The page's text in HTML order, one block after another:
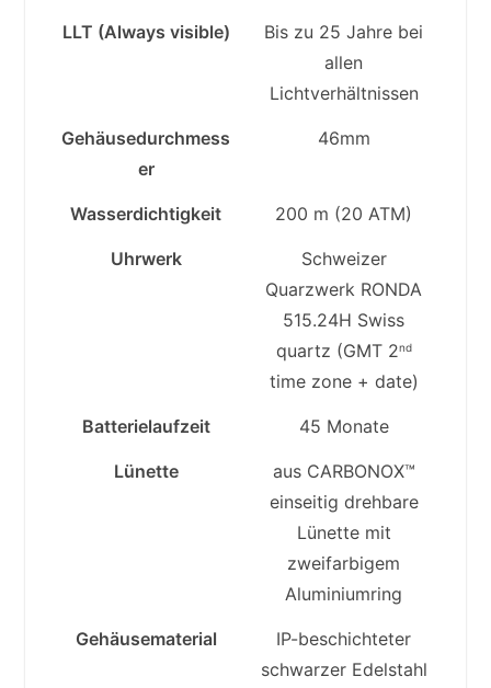
LLT (Always visible)
Bis zu 25 Jahre bei
allen
Lichtverhältnissen
Gehäusedurchmess
er
46mm
Wasserdichtigkeit 200 m (20 ATM)
Uhrwerk
Schweizer
Quarzwerk RONDA
515.24H Swiss
quartz (GMT 2nd
time zone + date)
Batterielaufzeit 45 Monate
Lünette
aus CARBONOX™
einseitig drehbare
Lünette mit
zweifarbigem
Aluminiumring
Gehäusematerial
IP-beschichteter
schwarzer Edelstahl